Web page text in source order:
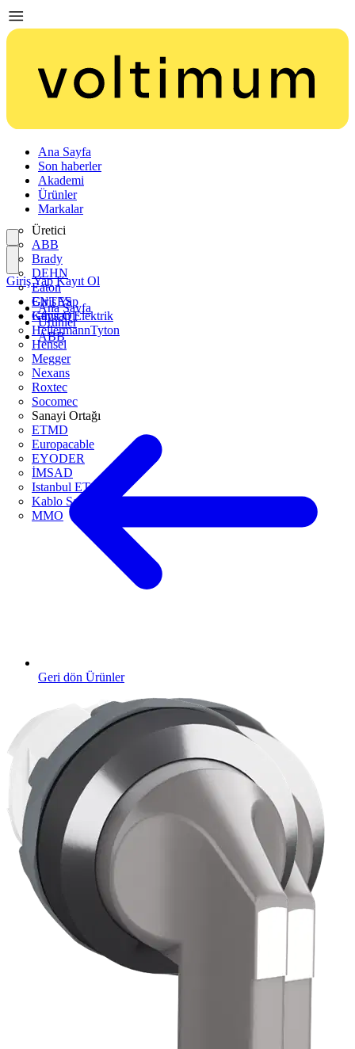
Ana Sayfa
Son haberler
Akademi
Ürünler
Markalar
Üretici
ABB
Brady
DEHN
Eaton
ENTES
Günsan Elektrik
HellermannTyton
Hensel
Megger
Nexans
Roxtec
Socomec
Sanayi Ortağı
ETMD
Europacable
EYODER
İMSAD
Istanbul ETO
Kablo Sanayicileri Derneği
MMO
Giriş Yap
Kayıt Ol
Giriş Yap Kayıt Ol
Ana Sayfa
Ürünler
ABB
Geri dön Ürünler